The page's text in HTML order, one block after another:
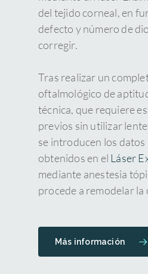
del tejido corneal, en
defecto y número de
corregir.
Tras realizar un
oftalmológico de
técnica, que requiere
previos sin utilizar
se introducen los
obtenidos en el Láser
mediante anestesia
procede a remodelar la
Más información